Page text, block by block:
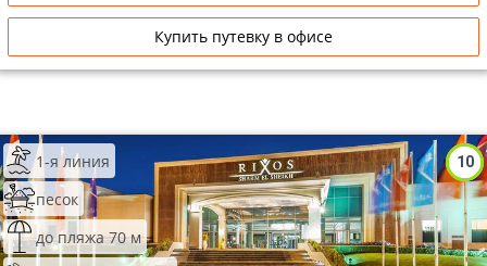
Купить путевку в офисе
10
1-я линия
песок
до пляжа 70 м